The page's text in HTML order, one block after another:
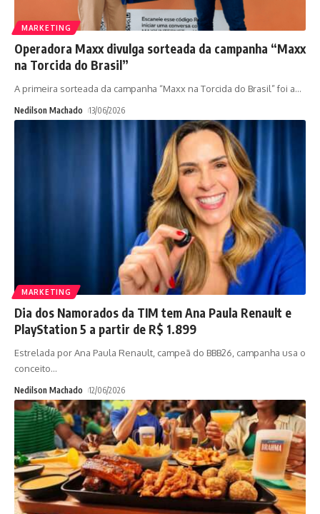
MARKETING
Operadora Maxx divulga sorteada da campanha “Maxx
na Torcida do Brasil”
A primeira sorteada da campanha “Maxx na Torcida do Brasil” foi a…
Nedilson Machado 13/06/2026
MARKETING
Dia dos Namorados da TIM tem Ana Paula Renault e
PlayStation 5 a partir de R$ 1.899
Estrelada por Ana Paula Renault, campeã do BBB26, campanha usa o
conceito…
Nedilson Machado 12/06/2026